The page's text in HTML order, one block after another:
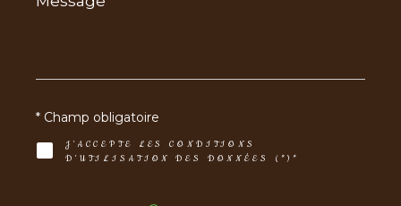
*
J'ACCEPTE LES CONDITIONS
D'UTILISATION DES DONNÉES (*)*
* Champ obligatoire